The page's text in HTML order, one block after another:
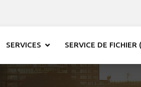
SERVICES SERVICE DE FICHIER